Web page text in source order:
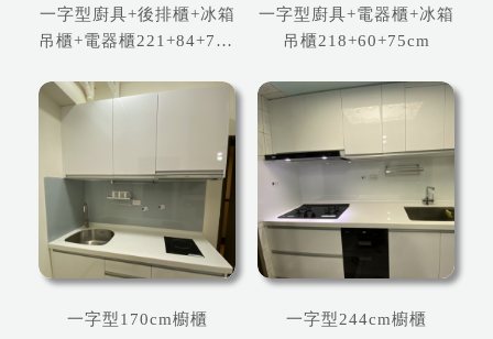
一字型廚具+後排櫃+冰箱
吊櫃+電器櫃221+84+77+
一字型廚具+電器櫃+冰箱
吊櫃218+60+75cm
一字型170cm櫥櫃 一字型244cm櫥櫃